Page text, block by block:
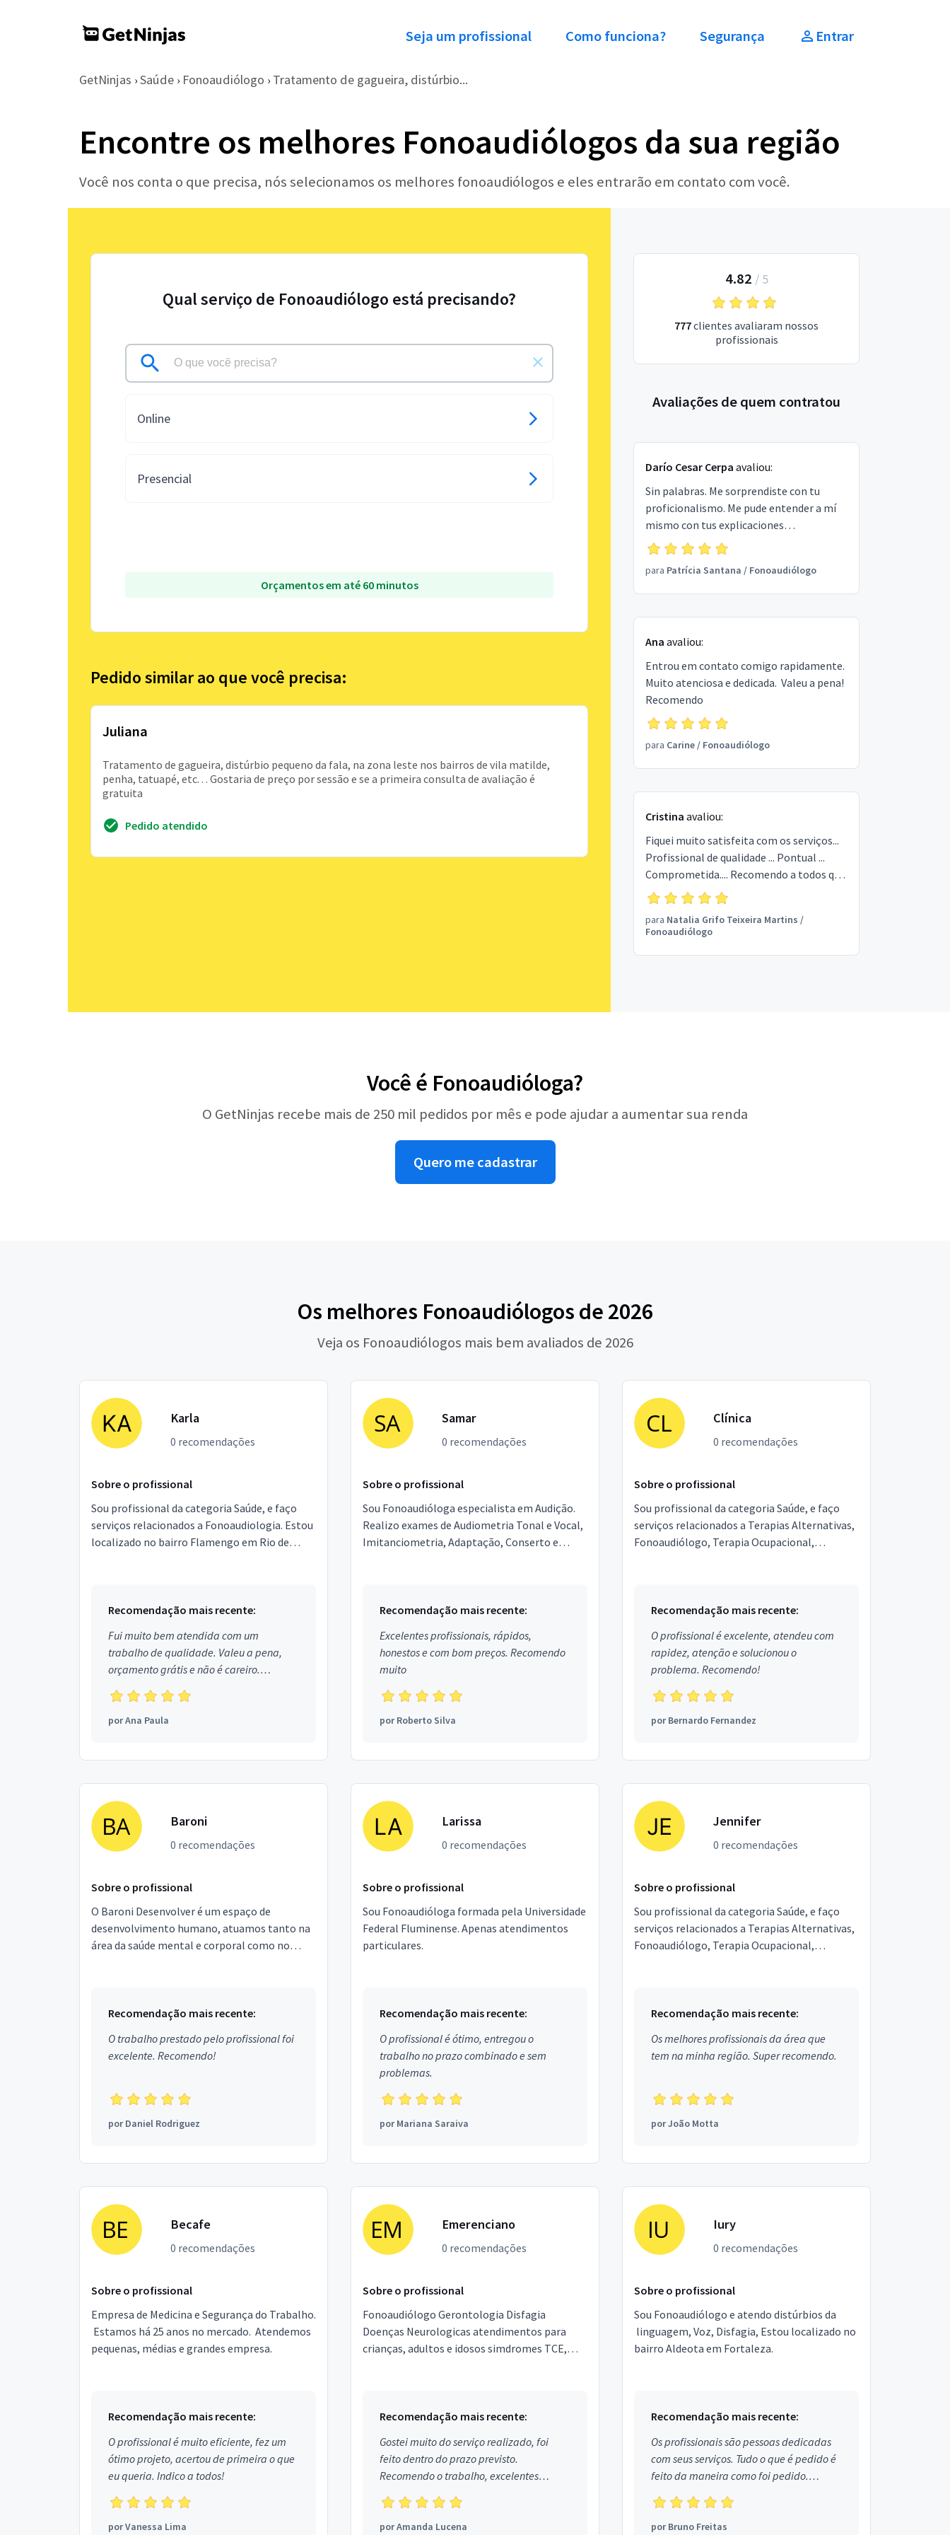
Seja um profissional Como funciona? Segurança Entrar
GetNinjas › Saúde › Fonoaudiólogo › Tratamento de gagueira, distúrbio...
Encontre os melhores Fonoaudiólogos da sua região
Você nos conta o que precisa, nós selecionamos os melhores fonoaudiólogos e eles entrarão em contato com você.
Qual serviço de Fonoaudiólogo está precisando?
Online
Presencial
Orçamentos em até 60 minutos
Pedido similar ao que você precisa:
Juliana
Tratamento de gagueira, distúrbio pequeno da fala, na zona leste nos bairros de vila matilde,
penha, tatuapé, etc. . . Gostaria de preço por sessão e se a primeira consulta de avaliação é
gratuita
Pedido atendido
4.82 / 5
777clientes avaliaram nossos
profissionais
Avaliações de quem contratou
Darío Cesar Cerpa avaliou:
Sin palabras. Me sorprendiste con tu
proficionalismo. Me pude entender a mí
mismo con tus explicaciones
proficionales Sos 10
para Patrícia Santana / Fonoaudiólogo
Ana avaliou:
Entrou em contato comigo rapidamente.
Muito atenciosa e dedicada. Valeu a pena!
Recomendo
para Carine/ Fonoaudiólogo
Cristina avaliou:
Fiquei muito satisfeita com os serviços...
Profissional de qualidade ... Pontual ...
Comprometida.... Recomendo a todos que
zelam pela qualidade em saúde!!!
para Natalia Grifo Teixeira Martins /
Fonoaudiólogo
Você é Fonoaudióloga?
O GetNinjas recebe mais de 250 mil pedidos por mês e pode ajudar a aumentar sua renda
Quero me cadastrar
Os melhores Fonoaudiólogos de 2026
Veja os Fonoaudiólogos mais bem avaliados de 2026
Karla
0 recomendações
Sobre o profissional
Sou profissional da categoria Saúde, e faço
serviços relacionados a Fonoaudiologia. Estou
localizado no bairro Flamengo em Rio de
Recomendação mais recente:
Fui muito bem atendida com um
trabalho de qualidade. Valeu a pena,
orçamento grátis e não é careiro.
Obrigada!
porAna Paula
Samar
0 recomendações
Sobre o profissional
Sou Fonoaudióloga especialista em Audição.
Realizo exames de Audiometria Tonal e Vocal,
Imitanciometria, Adaptação, Conserto e
Recomendação mais recente:
Excelentes profissionais, rápidos,
honestos e com bom preços. Recomendo
muito
porRoberto Silva
Clínica
0 recomendações
Sobre o profissional
Sou profissional da categoria Saúde, e faço
serviços relacionados a Terapias Alternativas,
Fonoaudiólogo, Terapia Ocupacional,
Recomendação mais recente:
O profissional é excelente, atendeu com
rapidez, atenção e solucionou o
problema. Recomendo!
porBernardo Fernandez
Baroni
0 recomendações
Sobre o profissional
O Baroni Desenvolver é um espaço de
desenvolvimento humano, atuamos tanto na
área da saúde mental e corporal como no
Recomendação mais recente:
O trabalho prestado pelo profissional foi
excelente. Recomendo!
porDaniel Rodriguez
Larissa
0 recomendações
Sobre o profissional
Sou Fonoaudióloga formada pela Universidade
Federal Fluminense. Apenas atendimentos
particulares.
Recomendação mais recente:
O profissional é ótimo, entregou o
trabalho no prazo combinado e sem
problemas.
porMariana Saraiva
Jennifer
0 recomendações
Sobre o profissional
Sou profissional da categoria Saúde, e faço
serviços relacionados a Terapias Alternativas,
Fonoaudiólogo, Terapia Ocupacional,
Recomendação mais recente:
Os melhores profissionais da área que
tem na minha região. Super recomendo.
porJoão Motta
Becafe
0 recomendações
Sobre o profissional
Empresa de Medicina e Segurança do Trabalho.
Estamos há 25 anos no mercado. Atendemos
pequenas, médias e grandes empresa.
Recomendação mais recente:
O profissional é muito eficiente, fez um
ótimo projeto, acertou de primeira o que
eu queria. Indico a todos!
porVanessa Lima
Emerenciano
0 recomendações
Sobre o profissional
Fonoaudiólogo Gerontologia Disfagia
Doenças Neurologicas atendimentos para
crianças, adultos e idosos simdromes TCE,
Recomendação mais recente:
Gostei muito do serviço realizado, foi
feito dentro do prazo previsto.
Recomendo o trabalho, excelentes
profissionais.
porAmanda Lucena
Iury
0 recomendações
Sobre o profissional
Sou Fonoaudiólogo e atendo distúrbios da
linguagem, Voz, Disfagia, Estou localizado no
bairro Aldeota em Fortaleza.
Recomendação mais recente:
Os profissionais são pessoas dedicadas
com seus serviços. Tudo o que é pedido é
feito da maneira como foi pedido.
Aprovado!
porBruno Freitas